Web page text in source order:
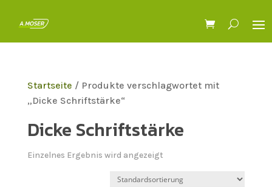
Startseite / Produkte verschlagwortet mit
„Dicke Schriftstärke“
Dicke Schriftstärke
Einzelnes Ergebnis wird angezeigt